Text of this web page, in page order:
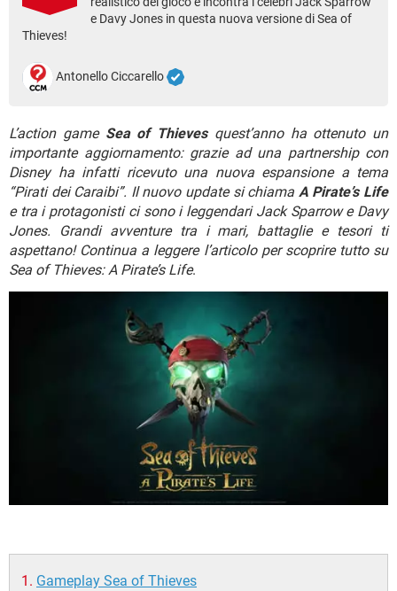
TIKTOK FACEBOOK
HARDWARE
e Davy Jones in questa nuova versione di Sea of
Thieves!
Antonello Ciccarello
L’action game Sea of Thievesquest’anno ha ottenuto un
importante aggiornamento: grazie ad una partnership con
Disney ha infatti ricevuto una nuova espansione a tema
“Pirati dei Caraibi”. Il nuovo update si chiama A Pirate’s Life
e tra i protagonisti ci sono i leggendari Jack Sparrow e Davy
Jones. Grandi avventure tra i mari, battaglie e tesori ti
aspettano! Continua a leggere l’articolo per scoprire tutto su
Sea of Thieves: A Pirate’s Life.
Gameplay Sea of Thieves